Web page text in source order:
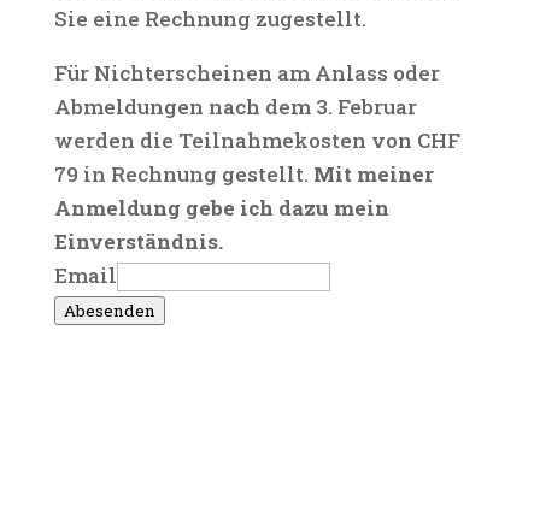
Sie eine Rechnung zugestellt.
Für Nichterscheinen am Anlass oder
Abmeldungen nach dem 3. Februar
werden die Teilnahmekosten von CHF
79 in Rechnung gestellt. Mit meiner
Anmeldung gebe ich dazu mein
Einverständnis.
Email
Abesenden